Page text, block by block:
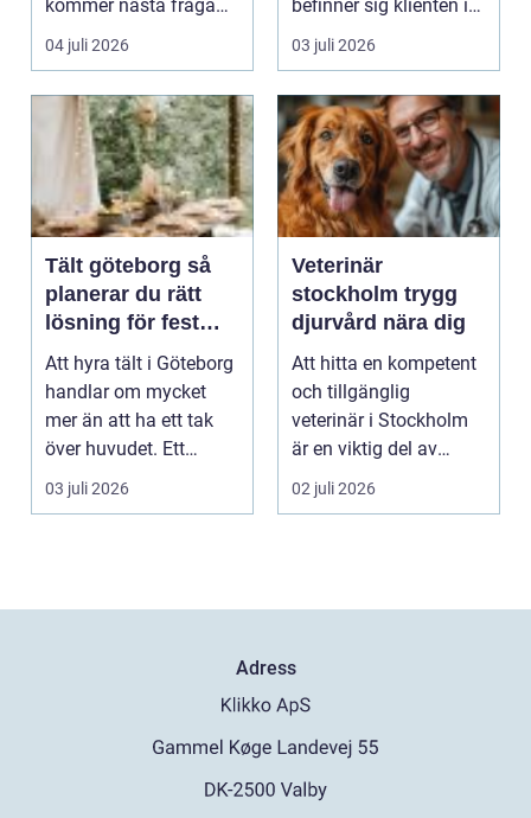
kommer nästa fråga
direkt: hur laddar m...
04 juli 2026
befinner sig klienten i
en utsatt situatio...
03 juli 2026
Tält göteborg så
planerar du rätt
lösning för fest
och event
Att hyra tält i Göteborg
handlar om mycket
mer än att ha ett tak
över huvudet. Ett
genomtänkt tält s...
03 juli 2026
Veterinär
stockholm trygg
djurvård nära dig
Att hitta en kompetent
och tillgänglig
veterinär i Stockholm
är en viktig del av
ansvaret som djuräg...
02 juli 2026
Adress